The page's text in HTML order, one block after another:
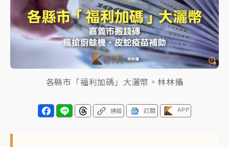
白海豚逼近！北市水門只出不進 未移置車輛最高罰
4800＋拖吊費
各縣市「福利加碼」大灑幣。林林攝
連結 訂閱 APP